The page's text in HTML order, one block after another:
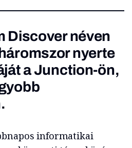
Discover néven
nyerte
a Junction-ön,
.
informatikai